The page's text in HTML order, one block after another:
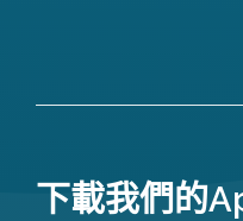
下載我們的